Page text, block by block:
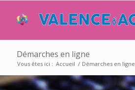
Démarches en ligne
Vous êtes ici : Accueil / Démarches en ligne